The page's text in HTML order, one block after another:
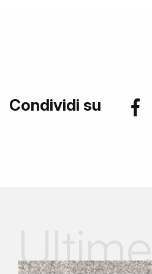
Condividi su